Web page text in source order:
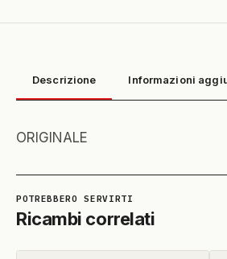
Descrizione Informazioni
ORIGINALE
Ricambi correlati